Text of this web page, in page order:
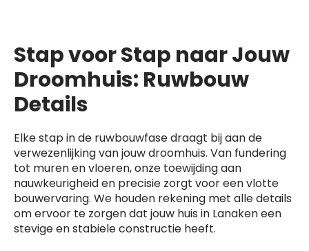
Stap voor Stap naar Jouw
Droomhuis: Ruwbouw
Details
Elke stap in de ruwbouwfase draagt bij aan de
verwezenlijking van jouw droomhuis. Van fundering
tot muren en vloeren, onze toewijding aan
nauwkeurigheid en precisie zorgt voor een vlotte
bouwervaring. We houden rekening met alle details
om ervoor te zorgen dat jouw huis in Lanaken een
stevige en stabiele constructie heeft.